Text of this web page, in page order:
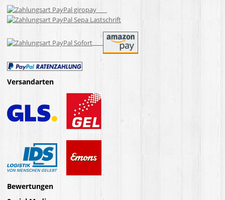
Versandarten
Bewertungen